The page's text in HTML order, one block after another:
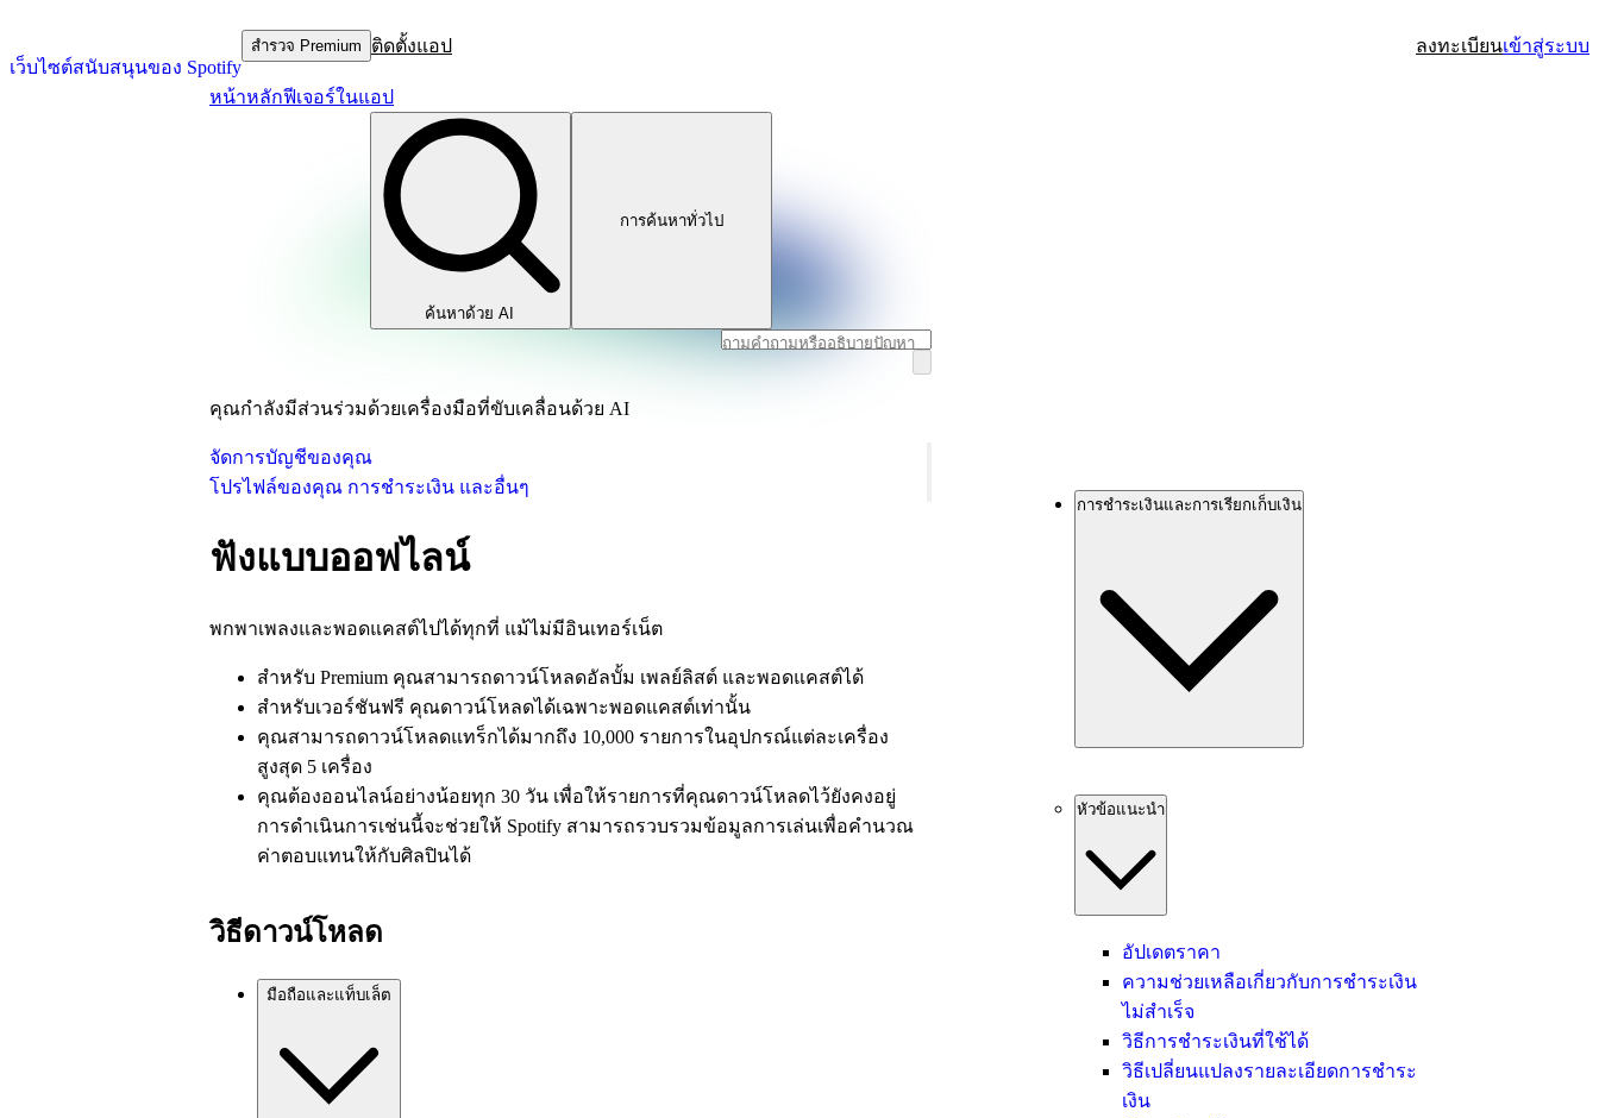
เว็บไซต์สนับสนุนของ Spotify
สำรวจ Premium ติดตั้งแอป ลงทะเบียนเข้าสู่ระบบ
หน้าหลักฟีเจอร์ในแอป
ค้นหาด้วย AI
การค้นหาทั่วไป
คุณกำลังมีส่วนร่วมด้วยเครื่องมือที่ขับเคลื่อนด้วย AI
จัดการบัญชีของคุณ
โปรไฟล์ของคุณ การชำระเงิน และอื่นๆ
ฟังแบบออฟไลน์
พกพาเพลงและพอดแคสต์ไปได้ทุกที่ แม้ไม่มีอินเทอร์เน็ต
สำหรับ Premium คุณสามารถดาวน์โหลดอัลบั้ม เพลย์ลิสต์ และพอดแคสต์ได้
สำหรับเวอร์ชันฟรี คุณดาวน์โหลดได้เฉพาะพอดแคสต์เท่านั้น
คุณสามารถดาวน์โหลดแทร็กได้มากถึง 10,000 รายการในอุปกรณ์แต่ละเครื่อง
สูงสุด 5 เครื่อง
คุณต้องออนไลน์อย่างน้อยทุก 30 วัน เพื่อให้รายการที่คุณดาวน์โหลดไว้ยังคงอยู่
การดำเนินการเช่นนี้จะช่วยให้ Spotify สามารถรวบรวมข้อมูลการเล่นเพื่อคำนวณ
ค่าตอบแทนให้กับศิลปินได้
วิธีดาวน์โหลด
มือถือและแท็บเล็ต
การชำระเงินและการเรียกเก็บเงิน
หัวข้อแนะนำ
อัปเดตราคา
ความช่วยเหลือเกี่ยวกับการชำระเงิน
ไม่สำเร็จ
วิธีการชำระเงินที่ใช้ได้
วิธีเปลี่ยนแปลงรายละเอียดการชำระ
เงิน